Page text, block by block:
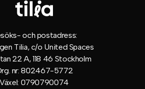
och postadress:
Tilia, c/o United Spaces
22 A, 118 46 Stockholm
nr: 802467-5772
Växel: 0790790074